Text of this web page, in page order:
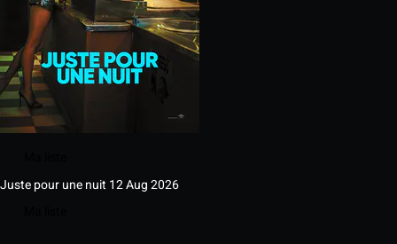
Juste pour une nuit 12 Aug 2026